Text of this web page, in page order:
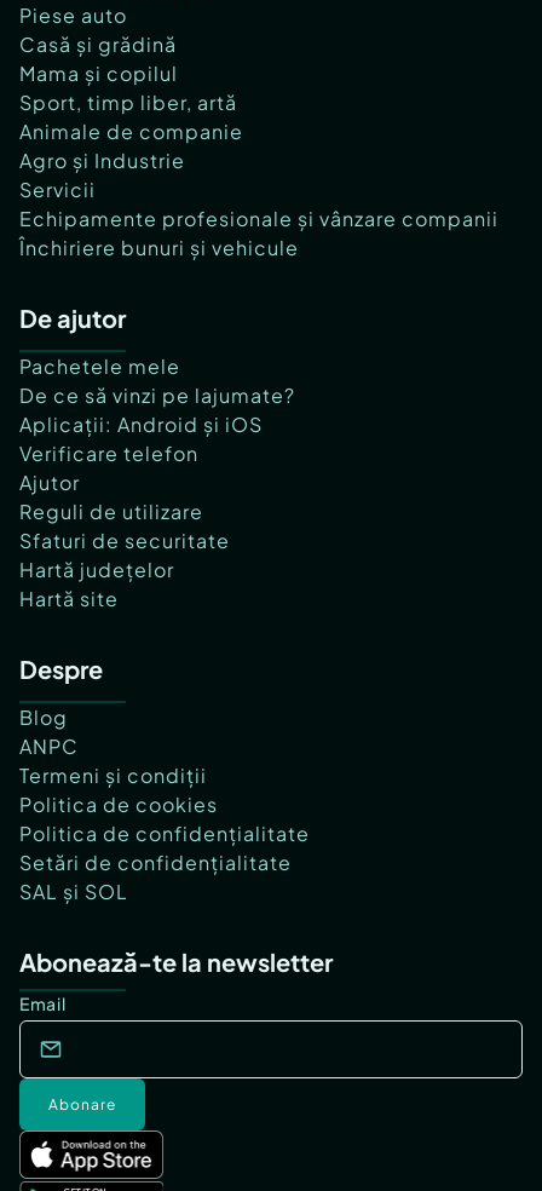
Piese auto
Casă și grădină
Mama și copilul
Sport, timp liber, artă
Animale de companie
Agro și Industrie
Servicii
Echipamente profesionale și vânzare companii
Închiriere bunuri și vehicule
De ajutor
Pachetele mele
De ce să vinzi pe lajumate?
Aplicații: Android și iOS
Verificare telefon
Ajutor
Reguli de utilizare
Sfaturi de securitate
Hartă județelor
Hartă site
Despre
Blog
ANPC
Termeni și condiții
Politica de cookies
Politica de confidențialitate
Setări de confidențialitate
SAL și SOL
Abonează-te la newsletter
Email
Abonare